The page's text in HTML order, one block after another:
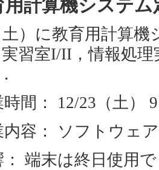
用計算機システ
土）に教育用計算
実習室I/II，情報処
間： 12/23（土）
内容： ソフトウェ
： 端末は終日使用